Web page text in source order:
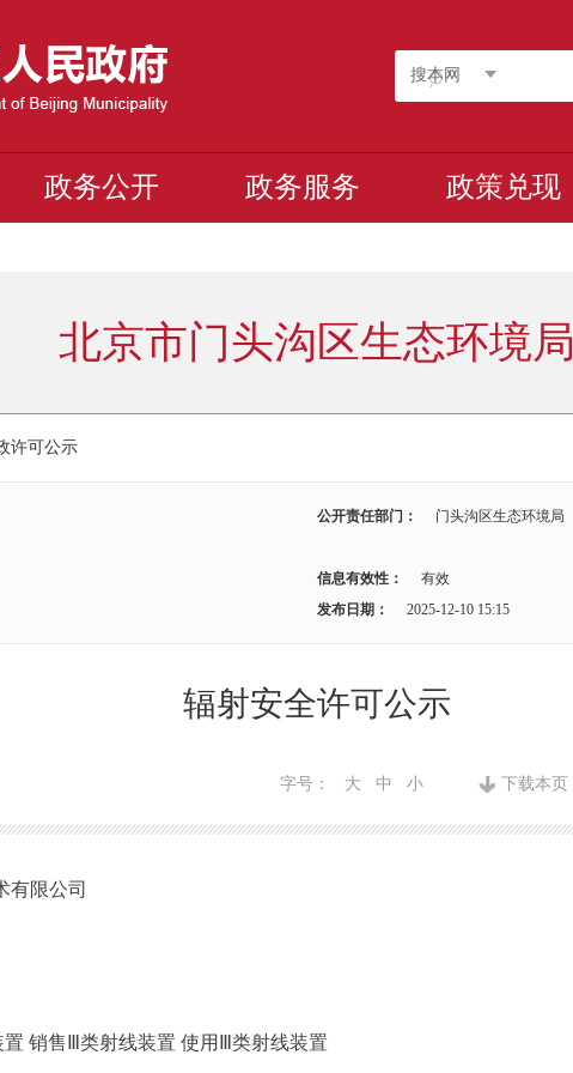
搜本网
政务公开 政务服务 政策兑现
北京市门头沟区生态环境局
许可公示
公开责任部门：
门头沟区生态环境局
信息有效性：
有效
发布日期： 2025-12-10 15:15
辐射安全许可公示
下载本页
字号： 大 中 小
有限公司
销售Ⅲ类射线装置 使用Ⅲ类射线装置